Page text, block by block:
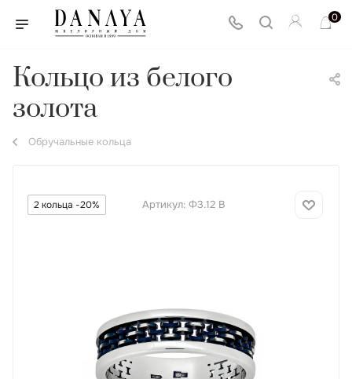
0
Кольцо из белого
золота
Обручальные кольца
2 кольца -20% Артикул: Ф3.12 В